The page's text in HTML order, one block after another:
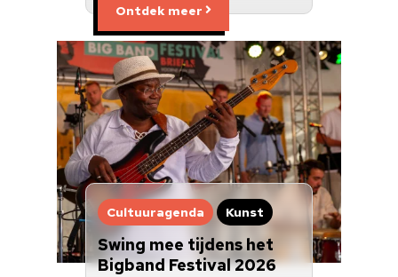
Ontdek meer
Cultuuragenda Kunst
Swing mee tijdens het
Bigband Festival 2026